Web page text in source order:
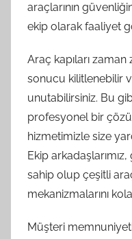
araçlarının
ekip olarak faaliyet
Araç kapıları
sonucu kilitlenebilir
unutabilirsiniz. Bu
profesyonel bir
hizmetimizle size
Ekip
sahip olup çeşitli
mekanizmalarını
Müşteri